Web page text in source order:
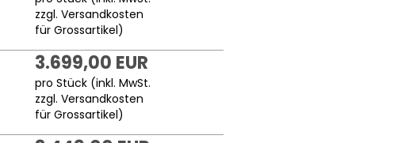
zzgl.Versandkosten
für Grossartikel)
3.699,00 EUR
pro Stück (inkl. MwSt.
zzgl.Versandkosten
für Grossartikel)